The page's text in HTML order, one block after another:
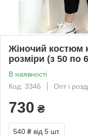
Жіночий костюм
розміри (з 50 по
В наявності
Код: 3346
Опт і
730 ₴
540 ₴ від 5 шт.